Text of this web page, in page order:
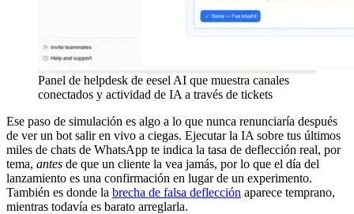
Panel de helpdesk de eesel AI que muestra canales
conectados y actividad de IA a través de tickets
Ese paso de simulación es algo a lo que nunca renunciaría después
de ver un bot salir en vivo a ciegas. Ejecutar la IA sobre tus últimos
miles de chats de WhatsApp te indica la tasa de deflección real, por
tema, antes de que un cliente la vea jamás, por lo que el día del
lanzamiento es una confirmación en lugar de un experimento.
También es donde la brecha de falsa deflección aparece temprano,
mientras todavía es barato arreglarla.